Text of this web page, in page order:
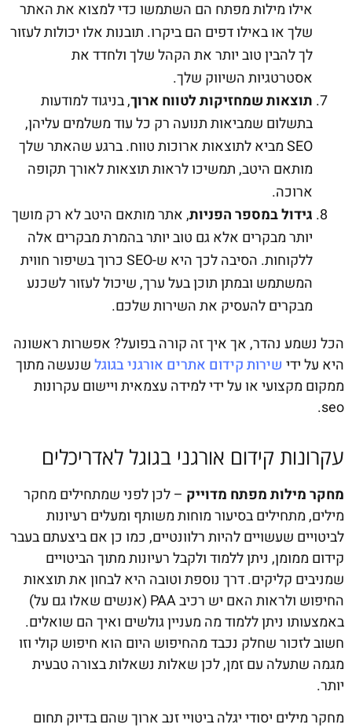
אילו מילות מפתח הם השתמשו כדי למצוא את האתר
שלך או באילו דפים הם ביקרו. תובנות אלו יכולות לעזור
לך להבין טוב יותר את הקהל שלך ולחדד את
אסטרטגיות השיווק שלך.
תוצאות שמחזיקות לטווח ארוך, בניגוד למודעות
בתשלום שמביאות תנועה רק כל עוד משלמים עליהן,
SEO מביא לתוצאות ארוכות טווח. ברגע שהאתר שלך
מותאם היטב, תמשיכו לראות תוצאות לאורך תקופה
ארוכה.
גידול במספר הפניות, אתר מותאם היטב לא רק מושך
יותר מבקרים אלא גם טוב יותר בהמרת מבקרים אלה
ללקוחות. הסיבה לכך היא ש-SEO כרוך בשיפור חווית
המשתמש ובמתן תוכן בעל ערך, שיכול לעזור לשכנע
מבקרים להעסיק את השירות שלכם.
הכל נשמע נהדר, אך איך זה קורה בפועל? אפשרות ראשונה
היא על ידי שירות קידום אתרים אורגני בגוגלשנעשה מתוך
ממקום מקצועי או על ידי למידה עצמאית ויישום עקרונות
seo.
עקרונות קידום אורגני בגוגל לאדריכלים
מחקר מילות מפתח מדוייק – לכן לפני שמתחילים מחקר
מילים, מתחילים בסיעור מוחות משותף ומעלים רעיונות
לביטויים שעשויים להיות רלוונטיים, כמו כן אם ביצעתם בעבר
קידום ממומן, ניתן ללמוד ולקבל רעיונות מתוך הביטויים
שמניבים קליקים. דרך נוספת וטובה היא לבחון את תוצאות
החיפוש ולראות האם יש רכיב PAA (אנשים שאלו גם על)
באמצעותו ניתן ללמוד מה מעניין גולשים ואיך הם שואלים.
חשוב לזכור שחלק נכבד מהחיפוש היום הוא חיפוש קולי וזו
מגמה שתעלה עם זמן, לכן שאלות נשאלות בצורה טבעית
יותר.
מחקר מילים יסודי יגלה ביטויי זנב ארוך שהם בדיוק תחום